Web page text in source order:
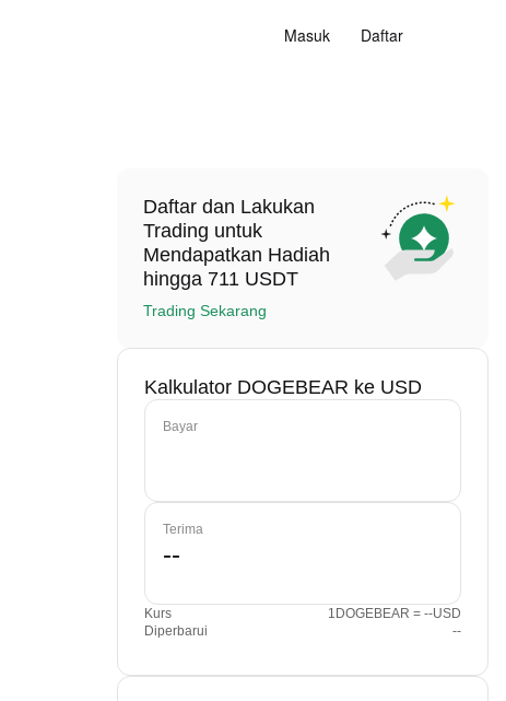
Masuk Daftar
Daftar dan Lakukan
Trading untuk
Mendapatkan Hadiah
hingga 711 USDT
Trading Sekarang
Kalkulator DOGEBEAR ke USD
Bayar
Terima
Kurs
1DOGEBEAR = --USD
Diperbarui
--